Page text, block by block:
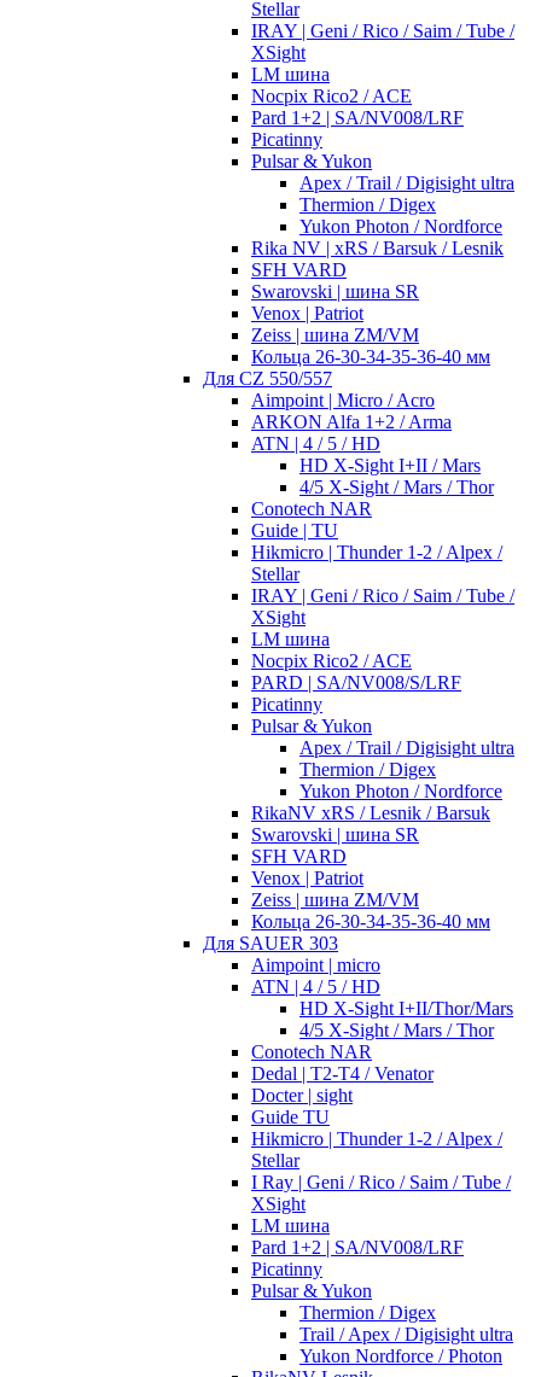
Stellar
IRAY | Geni / Rico / Saim / Tube /
XSight
LM шина
Nocpix Rico2 / ACE
Pard 1+2 | SA/NV008/LRF
Picatinny
Pulsar & Yukon
Apex / Trail / Digisight ultra
Thermion / Digex
Yukon Photon / Nordforce
Rika NV | xRS / Barsuk / Lesnik
SFH VARD
Swarovski | шина SR
Venox | Patriot
Zeiss | шина ZM/VM
Кольца 26-30-34-35-36-40 мм
Для CZ 550/557
Aimpoint | Micro / Acro
ARKON Alfa 1+2 / Arma
ATN | 4 / 5 / HD
HD X-Sight I+II / Mars
4/5 X-Sight / Mars / Thor
Conotech NAR
Guide | TU
Hikmicro | Thunder 1-2 / Alpex /
Stellar
IRAY | Geni / Rico / Saim / Tube /
XSight
LM шина
Nocpix Rico2 / ACE
PARD | SA/NV008/S/LRF
Picatinny
Pulsar & Yukon
Apex / Trail / Digisight ultra
Thermion / Digex
Yukon Photon / Nordforce
RikaNV xRS / Lesnik / Barsuk
Swarovski | шина SR
SFH VARD
Venox | Patriot
Zeiss | шина ZM/VM
Кольца 26-30-34-35-36-40 мм
Для SAUER 303
Aimpoint | micro
ATN | 4 / 5 / HD
HD X-Sight I+II/Thor/Mars
4/5 X-Sight / Mars / Thor
Conotech NAR
Dedal | T2-T4 / Venator
Docter | sight
Guide TU
Hikmicro | Thunder 1-2 / Alpex /
Stellar
I Ray | Geni / Rico / Saim / Tube /
XSight
LM шина
Pard 1+2 | SA/NV008/LRF
Picatinny
Pulsar & Yukon
Thermion / Digex
Trail / Apex / Digisight ultra
Yukon Nordforce / Photon